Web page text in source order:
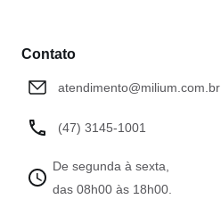
Contato
atendimento@milium.com.br
(47) 3145-1001
De segunda à sexta,
das 08h00 às 18h00.